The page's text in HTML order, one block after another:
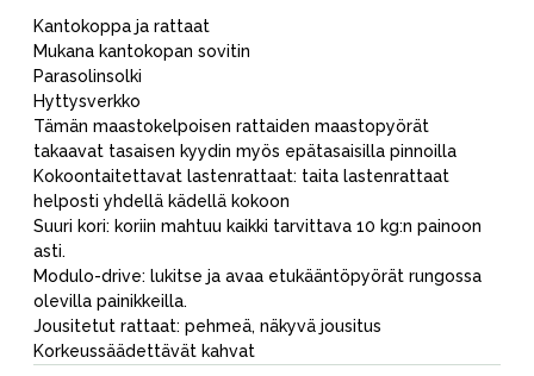
Kantokoppa ja rattaat
Mukana kantokopan sovitin
Parasolinsolki
Hyttysverkko
Tämän maastokelpoisen rattaiden maastopyörät
takaavat tasaisen kyydin myös epätasaisilla pinnoilla
Kokoontaitettavat lastenrattaat: taita lastenrattaat
helposti yhdellä kädellä kokoon
Suuri kori: koriin mahtuu kaikki tarvittava 10 kg:n painoon
asti.
Modulo-drive: lukitse ja avaa etukääntöpyörät rungossa
olevilla painikkeilla.
Jousitetut rattaat: pehmeä, näkyvä jousitus
Korkeussäädettävät kahvat